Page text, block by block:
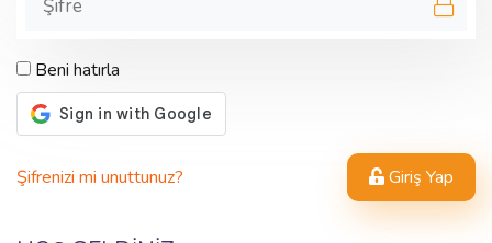
Beni hatırla
Şifrenizi mi unuttunuz? Giriş Yap